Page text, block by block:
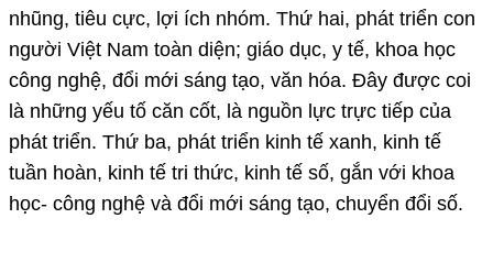
nhũng, tiêu cực, lợi ích nhóm. Thứ hai, phát triển con
người Việt Nam toàn diện; giáo dục, y tế, khoa học
công nghệ, đổi mới sáng tạo, văn hóa. Đây được coi
là những yếu tố căn cốt, là nguồn lực trực tiếp của
phát triển. Thứ ba, phát triển kinh tế xanh, kinh tế
tuần hoàn, kinh tế tri thức, kinh tế số, gắn với khoa
học- công nghệ và đổi mới sáng tạo, chuyển đổi số.